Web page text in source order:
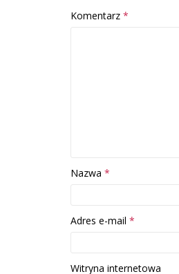
Komentarz *
Nazwa *
Adres e-mail *
Witryna internetowa